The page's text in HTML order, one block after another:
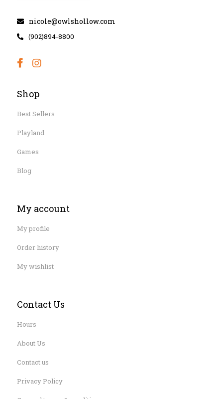
nicole@owlshollow.com
(902)894-8800
Shop
Best Sellers
Playland
Games
Blog
My account
My profile
Order history
My wishlist
Contact Us
Hours
About Us
Contact us
Privacy Policy